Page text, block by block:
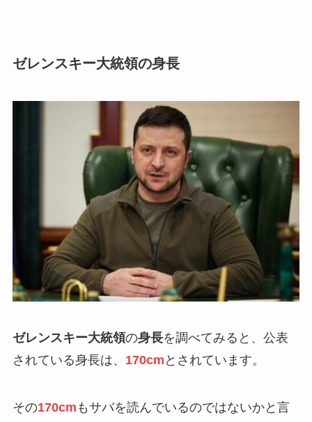
ゼレンスキー大統領の身長
ゼレンスキー大統領の身長を調べてみると、公表
されている身長は、 170cm とされています。
その170cm もサバを読んでいるのではないかと言